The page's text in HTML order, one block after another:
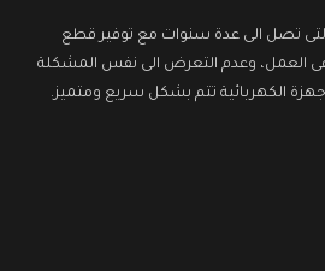
التى تصل الى عدة سنوات مع توفير قطع
فى العمل، وعدم التعرض الى نفس المشكلة
الكهربائية تتم بشكل سريع ومتميز.